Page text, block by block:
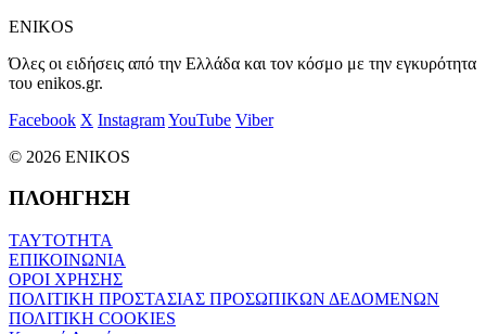
ENIKOS
Όλες οι ειδήσεις από την Ελλάδα και τον κόσμο με την εγκυρότητα
του enikos.gr.
Facebook X InstagramYouTube Viber
© 2026 ENIKOS
ΠΛΟΗΓΗΣΗ
ΤΑΥΤΟΤΗΤΑ
ΕΠΙΚΟΙΝΩΝΙΑ
ΟΡΟΙ ΧΡΗΣΗΣ
ΠΟΛΙΤΙΚΗ ΠΡΟΣΤΑΣΙΑΣ ΠΡΟΣΩΠΙΚΩΝ ΔΕΔΟΜΕΝΩΝ
ΠΟΛΙΤΙΚΗ COOKIES